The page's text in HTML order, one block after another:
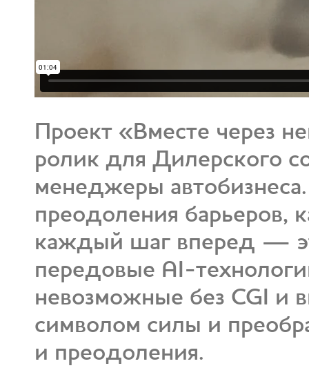
Проект «Вместе через
ролик для Дилерского
менеджеры
преодоления барьеров,
каждый шаг вперед —
передовые AI-
невозможные без CGI и
символом силы и
и преодоления.